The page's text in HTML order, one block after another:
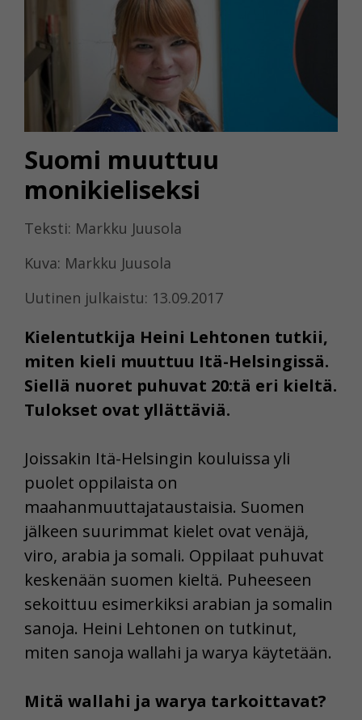
Suomi muuttuu
monikieliseksi
Teksti: Markku Juusola
Kuva: Markku Juusola
Uutinen julkaistu: 13.09.2017
Kielentutkija Heini Lehtonen tutkii,
miten kieli muuttuu Itä-Helsingissä.
Siellä nuoret puhuvat 20:tä eri kieltä.
Tulokset ovat yllättäviä.
Joissakin Itä-Helsingin kouluissa yli
puolet oppilaista on
maahanmuuttajataustaisia. Suomen
jälkeen suurimmat kielet ovat venäjä,
viro, arabia ja somali. Oppilaat puhuvat
keskenään suomen kieltä. Puheeseen
sekoittuu esimerkiksi arabian ja somalin
sanoja. Heini Lehtonen on tutkinut,
miten sanoja wallahi ja warya käytetään.
Mitä wallahi ja warya tarkoittavat?